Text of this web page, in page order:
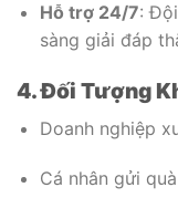
Hỗ trợ 24/7:
sàng giải đáp
4. Đối Tượng
Doanh nghiệp
Cá nhân gửi